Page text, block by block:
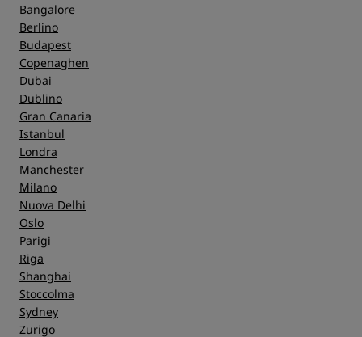
Bangalore
Berlino
Budapest
Copenaghen
Dubai
Dublino
Gran Canaria
Istanbul
Londra
Manchester
Milano
Nuova Delhi
Oslo
Parigi
Riga
Shanghai
Stoccolma
Sydney
Zurigo